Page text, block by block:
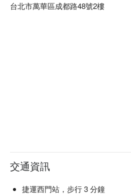
刻查看⬇︎
台北市萬華區成都路48號2樓
交通資訊
捷運西門站，步行 3 分鐘